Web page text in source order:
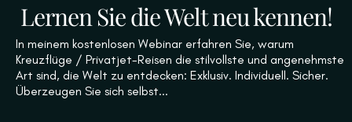
Lernen Sie die Welt neu kennen!
In meinem kostenlosen Webinar erfahren Sie, warum
Kreuzflüge / Privatjet-Reisen die stilvollste und angenehmste
Art sind, die Welt zu entdecken: Exklusiv. Individuell. Sicher.
Überzeugen Sie sich selbst...